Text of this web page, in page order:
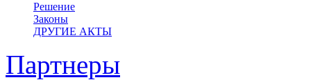
Решение
Законы
ДРУГИЕ АКТЫ
Партнеры